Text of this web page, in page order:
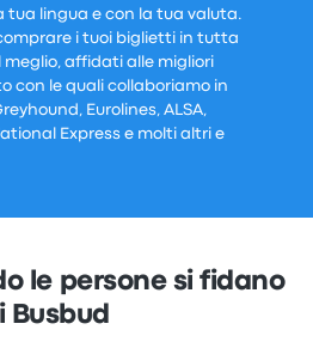
tua lingua e con la tua valuta.
i tuoi biglietti in tutta
meglio, affidati alle migliori
con le quali collaboriamo in
Eurolines, ALSA,
Express e molti altri e
le persone si fidano
Busbud